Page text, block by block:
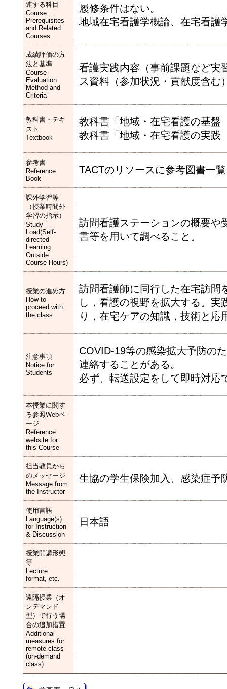
連する科目
Course
Prerequisites
and Related
Courses
履修条件はない。
地域在宅看護学概論、在宅看
成績評価の方
法と基準
Course
Evaluation
Method and
Criteria
看護実践内容（事前課題など実
ス資料（参加状況・貢献度含
教科書・テキ
スト
Textbook
教科書「地域・在宅看護の基盤
教科書「地域・在宅看護の実践
参考書
Reference
Book
TACTのリソースに参考図書一
課外学習等
（授業時間外
学習の指示）
Study
Load(Self-
directed
Learning
Outside
Course Hours)
訪問看護ステーションの概要や
書等を用いて調べること。
授業の進め方
How to
proceed with
the class
訪問看護師に同行した在宅訪問
し，看護の視野を拡大する。
り，在宅ケアの知識，技術と応
注意事項
Notice for
Students
COVID-19等の感染拡大予防の
連絡することがある。
必ず、転送設定をして即時対応
本授業に関す
る参照Webペ
ージ
Reference
website for
this Course
担当教員から
のメッセージ
Message from
the Instructor
生協の学生保険加入、感染症予
使用言語
Language(s)
for Instruction
& Discussion
日本語
授業開講形態
等
Lecture
format, etc.
遠隔授業（オ
ンデマンド
型）で行う場
合の追加措置
Additional
measures for
remote class
(on-demand
class)